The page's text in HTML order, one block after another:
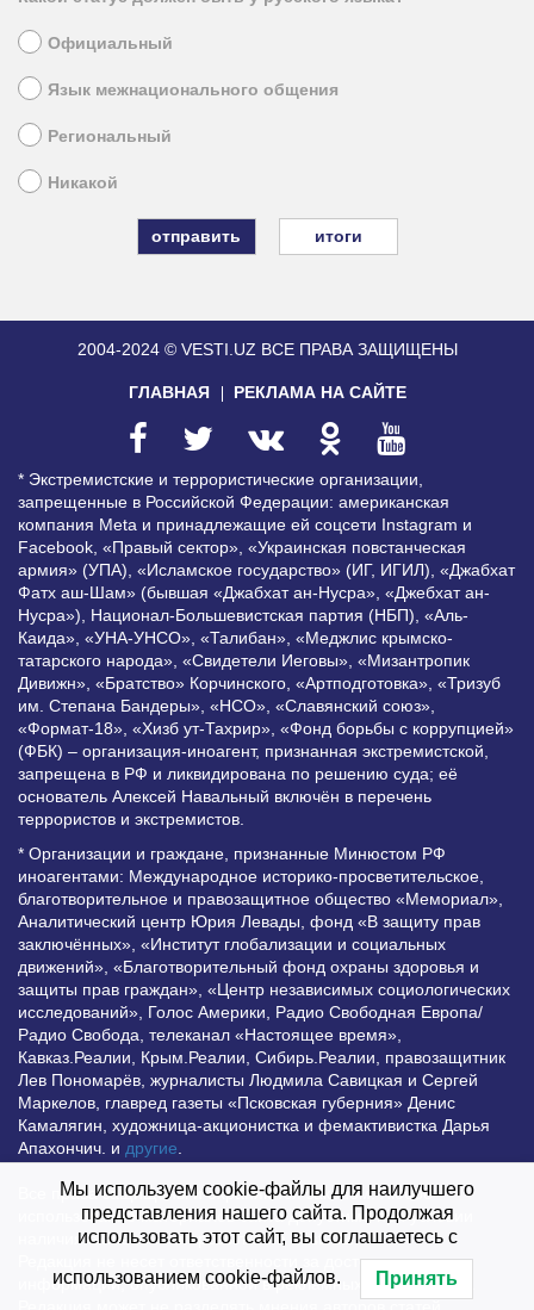
Официальный
Язык межнационального общения
Региональный
Никакой
итоги
2004-2024 © VESTI.UZ ВСЕ ПРАВА ЗАЩИЩЕНЫ
ГЛАВНАЯ РЕКЛАМА НА САЙТЕ
* Экстремистские и террористические организации,
запрещенные в Российской Федерации: американская
компания Meta и принадлежащие ей соцсети Instagram и
Facebook, «Правый сектор», «Украинская повстанческая
армия» (УПА), «Исламское государство» (ИГ, ИГИЛ), «Джабхат
Фатх аш-Шам» (бывшая «Джабхат ан-Нусра», «Джебхат ан-
Нусра»), Национал-Большевистская партия (НБП), «Аль-
Каида», «УНА-УНСО», «Талибан», «Меджлис крымско-
татарского народа», «Свидетели Иеговы», «Мизантропик
Дивижн», «Братство» Корчинского, «Артподготовка», «Тризуб
им. Степана Бандеры», «НСО», «Славянский союз»,
«Формат-18», «Хизб ут-Тахрир», «Фонд борьбы с коррупцией»
(ФБК) – организация-иноагент, признанная экстремистской,
запрещена в РФ и ликвидирована по решению суда; её
основатель Алексей Навальный включён в перечень
террористов и экстремистов.
* Организации и граждане, признанные Минюстом РФ
иноагентами: Международное историко-просветительское,
благотворительное и правозащитное общество «Мемориал»,
Аналитический центр Юрия Левады, фонд «В защиту прав
заключённых», «Институт глобализации и социальных
движений», «Благотворительный фонд охраны здоровья и
защиты прав граждан», «Центр независимых социологических
исследований», Голос Америки, Радио Свободная Европа/
Радио Свобода, телеканал «Настоящее время»,
Кавказ.Реалии, Крым.Реалии, Сибирь.Реалии, правозащитник
Лев Пономарёв, журналисты Людмила Савицкая и Сергей
Маркелов, главред газеты «Псковская губерния» Денис
Камалягин, художница-акционистка и фемактивистка Дарья
Апахончич. и другие.
Все права защищены и охраняются законом. Любое
использование материалов сайта допустимо при условии
наличия активной гиперссылки на Vesti.UZ.
Редакция не несет ответственности за достоверность
информации, опубликованной в рекламных объявлениях.
Мы используем cookie-файлы для наилучшего
представления нашего сайта. Продолжая
использовать этот сайт, вы соглашаетесь с
использованием cookie-файлов. Принять